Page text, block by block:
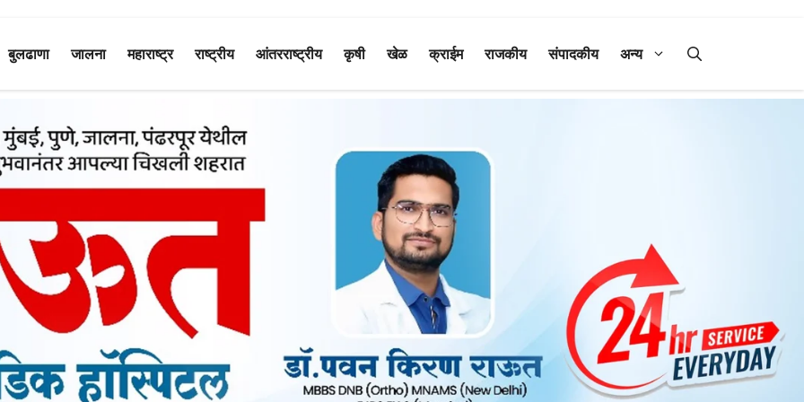
बुलढाणा जालना महाराष्ट्र राष्ट्रीय आंतरराष्ट्रीय कृषी खेळ क्राईम राजकीय संपादकीय अन्य